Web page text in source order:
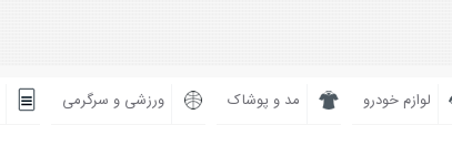
لوازم خودرو مد و پوشاک ورزشی و سرگرمی